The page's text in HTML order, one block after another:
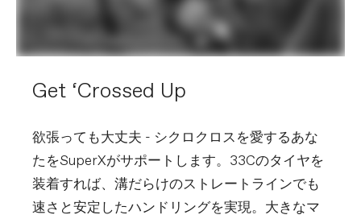
Get ‘Crossed Up
欲張っても大丈夫 - シクロクロスを愛するあな
たをSuperXがサポートします。33Cのタイヤを
装着すれば、溝だらけのストレートラインでも
速さと安定したハンドリングを実現。大きなマ